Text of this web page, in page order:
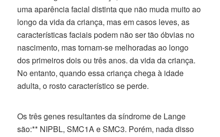
uma aparência facial distinta que não muda muito ao
longo da vida da criança, mas em casos leves, as
características faciais podem não ser tão óbvias no
nascimento, mas tornam-se melhoradas ao longo
dos primeiros dois ou três anos. da vida da criança.
No entanto, quando essa criança chega à idade
adulta, o rosto característico se perde.
Os três genes resultantes da síndrome de Lange
são:** NIPBL, SMC1A e SMC3. Porém, nada disso